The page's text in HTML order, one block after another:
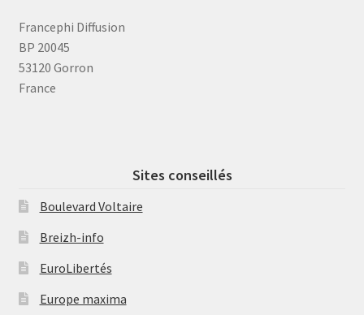
Francephi Diffusion
BP 20045
53120 Gorron
France
Sites conseillés
Boulevard Voltaire
Breizh-info
EuroLibertés
Europe maxima